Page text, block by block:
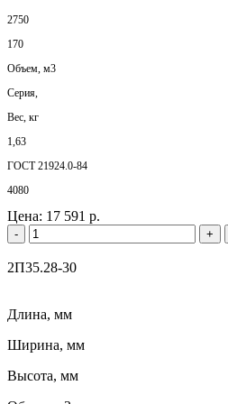
2750
170
Объем, м3
Серия,
Вес, кг
1,63
ГОСТ 21924.0-84
4080
Цена: 17 591 р.
- +
2П35.28-30
Длина, мм
Ширина, мм
Высота, мм